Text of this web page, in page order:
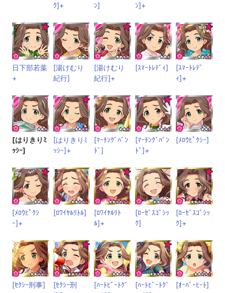
ｸ]+
ﾝ]
ﾝ]+
日下部若葉
+
[湯けむり
紀行]
[湯けむり
紀行]+
[ｽﾏｰﾄﾚﾃﾞｨ]
[ｽﾏｰﾄﾚﾃﾞ
ｨ]+
[はりきりﾐ
ｯｼｰ]
[はりきりﾐ
ｯｼｰ]+
[ﾏｰﾁﾝｸﾞﾊﾞﾝ
ﾄﾞ]
[ﾏｰﾁﾝｸﾞﾊﾞﾝ
ﾄﾞ]+
[ﾒﾛｳﾋﾟｸｼｰ]
[ﾒﾛｳﾋﾟｸｼ
ｰ]+
[ﾛﾜｲﾔﾙﾘﾄﾙ]
[ﾛﾜｲﾔﾙﾘﾄ
ﾙ]+
[ﾛｰｾﾞｽｺﾞｼｯ
ｸ]
[ﾛｰｾﾞｽｺﾞｼｯ
ｸ]+
[ｾｸｼｰ刑事]
[ｾｸｼｰ刑
[ﾊｰﾄﾋﾞｰﾄｸﾞ
[ﾊｰﾄﾋﾞｰﾄｸﾞ
[ｵｰﾊﾞｰﾋｰﾄ]